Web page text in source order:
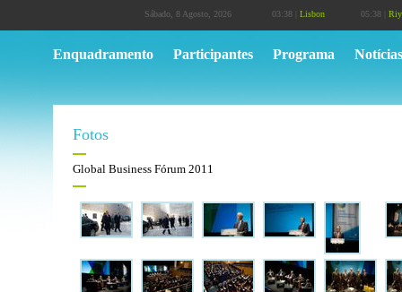
Sábado, 8 Agosto, 2026 03:38 | Lisbon 05:38 |
Enquadramento Participantes Programa Notícias
Fotos
Global Business Fórum 2011